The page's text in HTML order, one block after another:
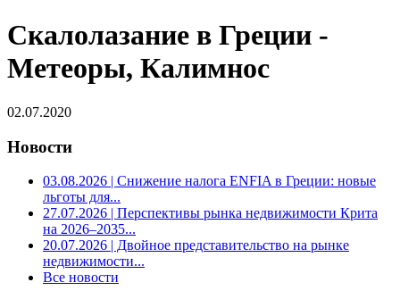
Скалолазание в Греции -
Метеоры, Калимнос
02.07.2020
Новости
03.08.2026 | Снижение налога ENFIA в Греции: новые
льготы для...
27.07.2026 | Перспективы рынка недвижимости Крита
на 2026–2035...
20.07.2026 | Двойное представительство на рынке
недвижимости...
Все новости